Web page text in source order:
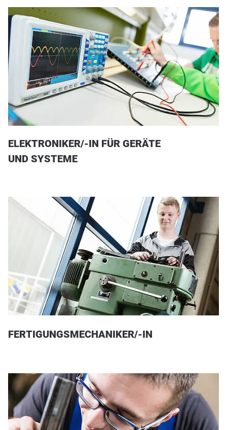
ELEKTRONIKER/-IN FÜR GERÄTE
UND SYSTEME
FERTIGUNGSMECHANIKER/-IN